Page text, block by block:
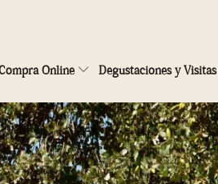
Online Degustaciones y Visitas